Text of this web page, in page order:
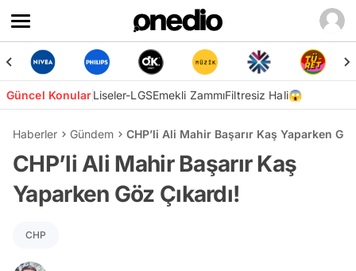
Güncel KonularLiseler-LGSEmekli ZammıFiltresiz Hali😱
Haberler Gündem CHP’li Ali Mahir Başarır Kaş Yaparken
CHP’li Ali Mahir Başarır Kaş
Yaparken Göz Çıkardı!
CHP